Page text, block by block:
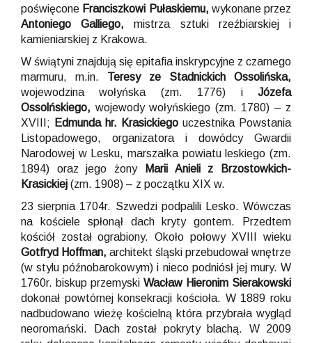
poświęcone Franciszkowi Pułaskiemu, wykonane przez
Antoniego Galliego, mistrza sztuki rzeźbiarskiej i
kamieniarskiej z Krakowa.
W świątyni znajdują się epitafia inskrypcyjne z czarnego
marmuru, m.in. Teresy ze Stadnickich Ossolińska,
wojewodzina wołyńska (zm. 1776) i Józefa
Ossolńskiego, wojewody wołyńskiego (zm. 1780) – z
XVIII; Edmunda hr. Krasickiego uczestnika Powstania
Listopadowego, organizatora i dowódcy Gwardii
Narodowej w Lesku, marszałka powiatu leskiego (zm.
1894) oraz jego żony
Marii Anieli z Brzostowkich-
Krasickiej (zm. 1908) – z początku XIX w.
23 sierpnia 1704r. Szwedzi podpalili Lesko. Wówczas
na kościele spłonął dach kryty gontem. Przedtem
kościół został ograbiony. Około połowy XVIII wieku
Gotfryd Hoffman, architekt śląski przebudował wnętrze
(w stylu późnobarokowym) i nieco podniósł jej mury. W
1760r. biskup przemyski Wacław Hieronim Sierakowski
dokonał powtórnej konsekracji kościoła. W 1889 roku
nadbudowano wieżę kościelną która przybrała wygląd
neoromański. Dach został pokryty blachą. W 2009